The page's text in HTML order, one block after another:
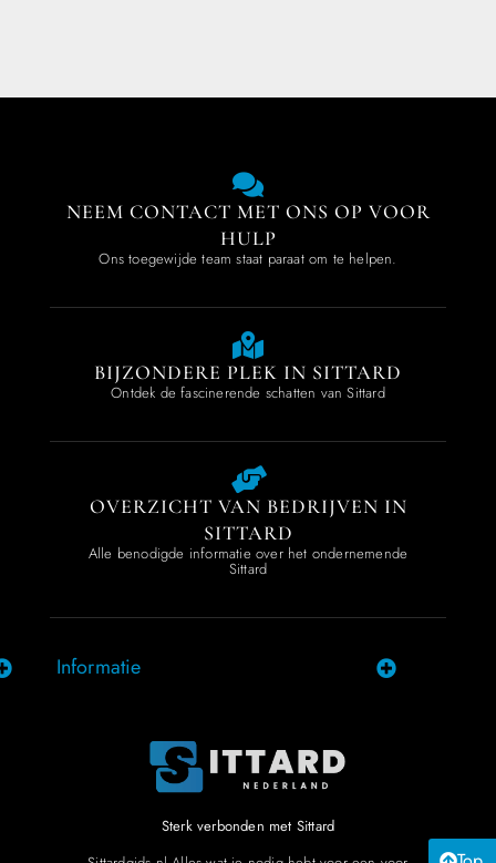
NEEM CONTACT MET ONS OP VOOR
HULP
Ons toegewijde team staat paraat om te helpen.
BIJZONDERE PLEK IN SITTARD
Ontdek de fascinerende schatten van Sittard
OVERZICHT VAN BEDRIJVEN IN
SITTARD
Alle benodigde informatie over het ondernemende
Sittard
Informatie
Sterk verbonden met Sittard